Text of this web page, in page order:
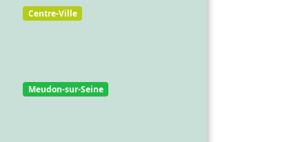
Centre-Ville
Meudon-sur-Seine